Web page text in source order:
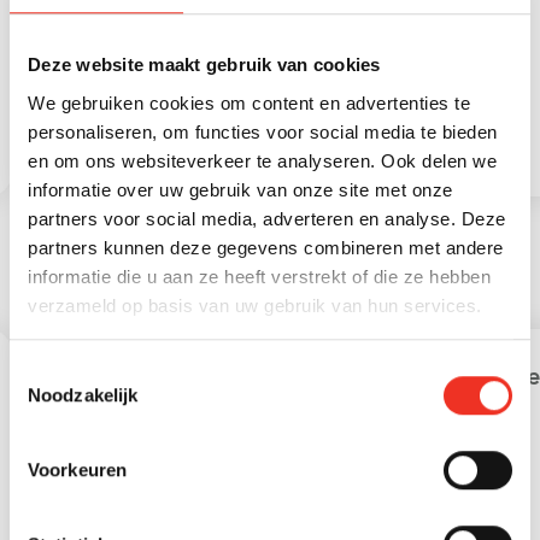
Deze website maakt gebruik van cookies
We gebruiken cookies om content en advertenties te
personaliseren, om functies voor social media te bieden
en om ons websiteverkeer te analyseren. Ook delen we
informatie over uw gebruik van onze site met onze
partners voor social media, adverteren en analyse. Deze
partners kunnen deze gegevens combineren met andere
informatie die u aan ze heeft verstrekt of die ze hebben
verzameld op basis van uw gebruik van hun services.
Noodzakelijk
Voorkeuren
STATISTIEKEN